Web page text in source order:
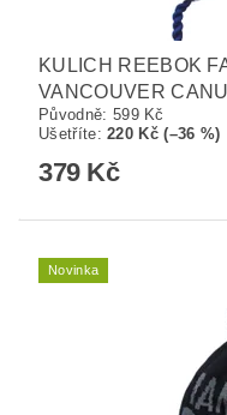
KULICH REEBOK
VANCOUVER
Původně: 599 Kč
Ušetříte:220 Kč (–36 %)
379 Kč
Novinka